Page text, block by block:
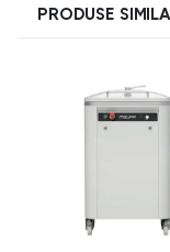
PRODUSE